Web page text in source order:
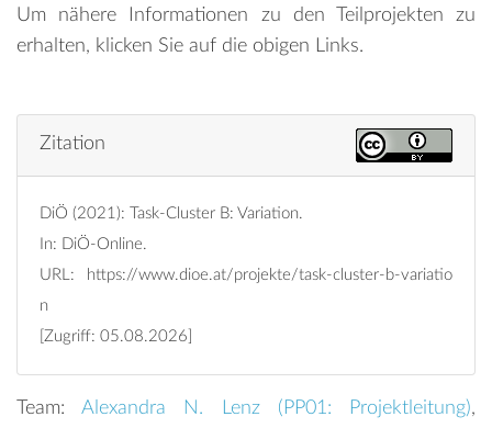
Um nähere Informationen zu den Teilprojekten zu
erhalten, klicken Sie auf die obigen Links.
Zitation
DiÖ (2021): Task-Cluster B: Variation.
In: DiÖ-Online.
URL:
https://www.dioe.at/projekte/task-cluster-b-variatio
n
[Zugriff: 05.08.2026]
Team:Alexandra N. Lenz ( PP01: Projektleitung),